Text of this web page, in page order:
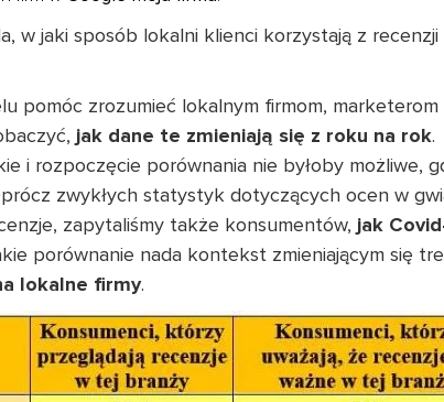
w jaki sposób lokalni klienci korzystają z
pomóc zrozumieć lokalnym firmom, marketerom
jak dane te zmieniają się z roku na rok.
i rozpoczęcie porównania nie byłoby możliwe,
zwykłych statystyk dotyczących ocen w
zapytaliśmy także konsumentów, jak
porównanie nada kontekst zmieniającym się
lokalne firmy.